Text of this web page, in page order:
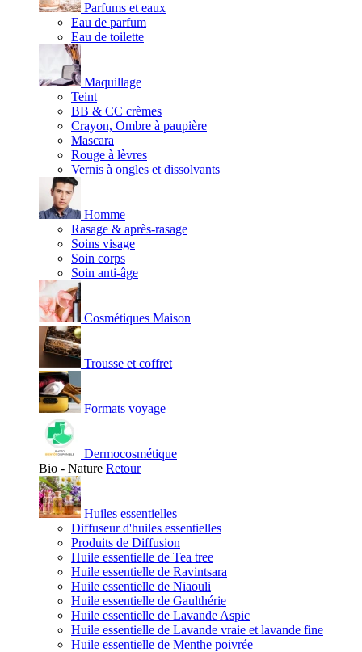
Parfums et eaux
Eau de parfum
Eau de toilette
Maquillage
Teint
BB & CC crèmes
Crayon, Ombre à paupière
Mascara
Rouge à lèvres
Vernis à ongles et dissolvants
Homme
Rasage & après-rasage
Soins visage
Soin corps
Soin anti-âge
Cosmétiques Maison
Trousse et coffret
Formats voyage
Dermocosmétique
Bio - Nature Retour
Huiles essentielles
Diffuseur d'huiles essentielles
Produits de Diffusion
Huile essentielle de Tea tree
Huile essentielle de Ravintsara
Huile essentielle de Niaouli
Huile essentielle de Gaulthérie
Huile essentielle de Lavande Aspic
Huile essentielle de Lavande vraie et lavande fine
Huile essentielle de Menthe poivrée